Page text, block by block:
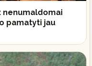
nenumaldomai
pamatyti jau